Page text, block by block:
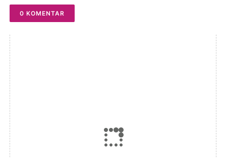
0 KOMENTAR